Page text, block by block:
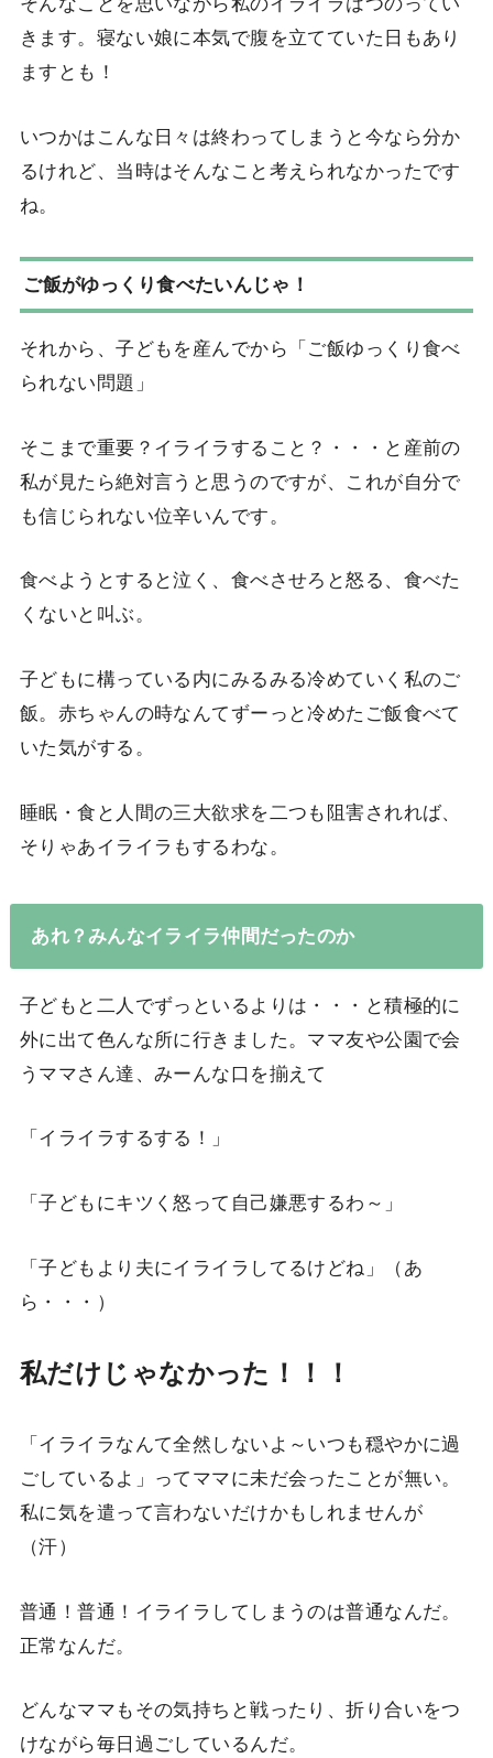
きます。寝ない娘に本気で腹を立てていた日もあり
ますとも！
いつかはこんな日々は終わってしまうと今なら分か
るけれど、当時はそんなこと考えられなかったです
ね。
ご飯がゆっくり食べたいんじゃ！
それから、子どもを産んでから「ご飯ゆっくり食べ
られない問題」
そこまで重要？イライラすること？・・・と産前の
私が見たら絶対言うと思うのですが、これが自分で
も信じられない位辛いんです。
食べようとすると泣く、食べさせろと怒る、食べた
くないと叫ぶ。
子どもに構っている内にみるみる冷めていく私のご
飯。赤ちゃんの時なんてずーっと冷めたご飯食べて
いた気がする。
睡眠・食と人間の三大欲求を二つも阻害されれば、
そりゃあイライラもするわな。
あれ？みんなイライラ仲間だったのか
子どもと二人でずっといるよりは・・・と積極的に
外に出て色んな所に行きました。ママ友や公園で会
うママさん達、みーんな口を揃えて
「イライラするする！」
「子どもにキツく怒って自己嫌悪するわ～」
「子どもより夫にイライラしてるけどね」（あ
ら・・・）
私だけじゃなかった！！！
「イライラなんて全然しないよ～いつも穏やかに過
ごしているよ」ってママに未だ会ったことが無い。
私に気を遣って言わないだけかもしれませんが
（汗）
普通！普通！イライラしてしまうのは普通なんだ。
正常なんだ。
どんなママもその気持ちと戦ったり、折り合いをつ
けながら毎日過ごしているんだ。